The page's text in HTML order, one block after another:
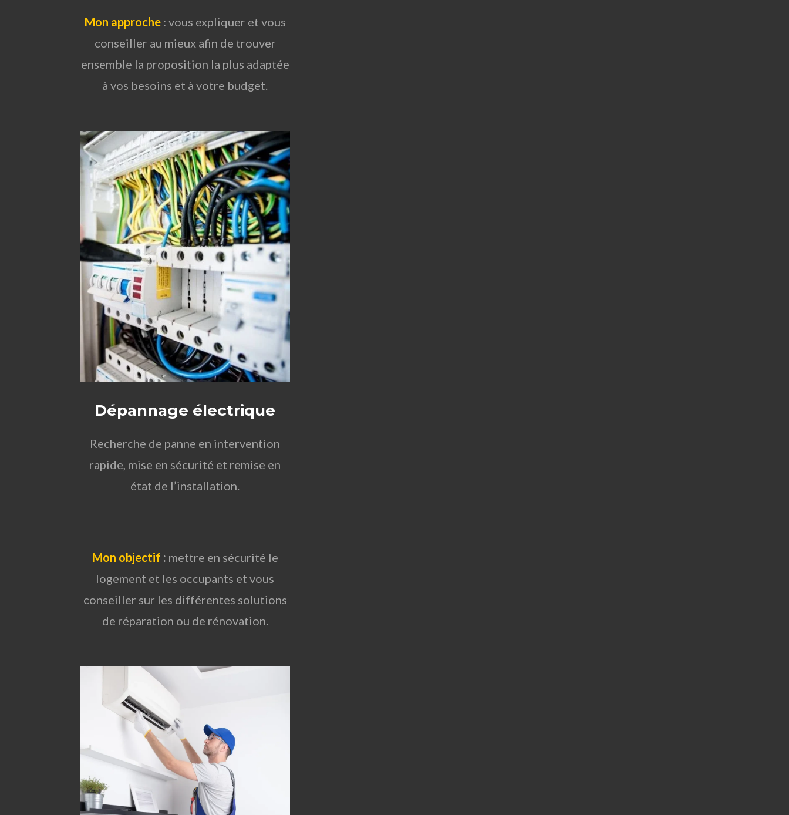
Mon approche : vous expliquer et vous
conseiller au mieux afin de trouver
ensemble la proposition la plus adaptée
à vos besoins et à votre budget.
Dépannage électrique
Recherche de panne en intervention
rapide, mise en sécurité et remise en
état de l’installation.
Mon objectif : mettre en sécurité le
logement et les occupants et vous
conseiller sur les différentes solutions
de réparation ou de rénovation.